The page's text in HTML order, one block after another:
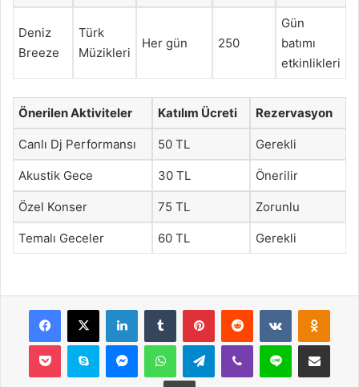
Deniz
Breeze
Türk
Müzikleri
Her gün 250
Gün
batımı
etkinlikleri
Önerilen Aktiviteler Katılım Ücreti Rezervasyon
Canlı Dj Performansı 50 TL Gerekli
Akustik Gece 30 TL Önerilir
Özel Konser 75 TL Zorunlu
Temalı Geceler 60 TL Gerekli
Facebook
X LinkedInTumblr PinterestReddit VKontakte
Pocket Skype MessengerWhatsAppTelegramViber Line E-Posta ile
Yazdır